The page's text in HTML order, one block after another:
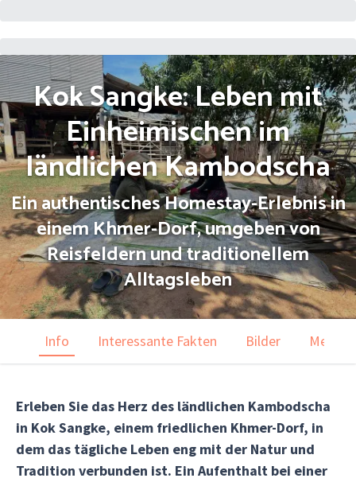
Kok Sangke: Leben mit
Einheimischen im
ländlichen Kambodscha
Ein authentisches Homestay-Erlebnis in
einem Khmer-Dorf, umgeben von
Reisfeldern und traditionellem
Alltagsleben
Info Interessante Fakten Bilder
Erleben Sie das Herz des ländlichen Kambodscha
in Kok Sangke, einem friedlichen Khmer-Dorf, in
dem das tägliche Leben eng mit der Natur und
Tradition verbunden ist. Ein Aufenthalt bei einer